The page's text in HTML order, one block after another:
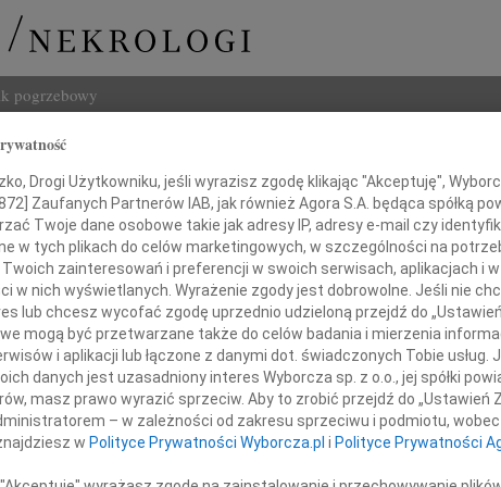
pogrzebowy
Drogiej Koleżance
Jolancie Nałęcz-Janik
Imię i
INNE
Drogi Użytkowniku, jeśli wyrazisz zgodę klikając "Akceptuję",
] Zaufanych Partnerów IAB, jak również Agora S.A. będąca spółką
Twoje dane osobowe takie jak adresy IP, adresy e-mail czy
w tych plikach do celów marketingowych, w szczególności na
zainteresowań i preferencji w swoich serwisach, aplikacjach i
w nich wyświetlanych. Wyrażenie zgody jest dobrowolne. Jeśli nie
lub chcesz wycofać zgodę uprzednio udzieloną przejdź do
mogą być przetwarzane także do celów badania i mierzenia
i aplikacji lub łączone z danymi dot. świadczonych Tobie usług.
danych jest uzasadniony interes Wyborcza sp. z o.o., jej spółki
masz prawo wyrazić sprzeciw. Aby to zrobić przejdź do „Ustawień
– w zależności od zakresu sprzeciwu i podmiotu,
w Polityce Prywatności Wyborcza.pl i Polityce Prywatności